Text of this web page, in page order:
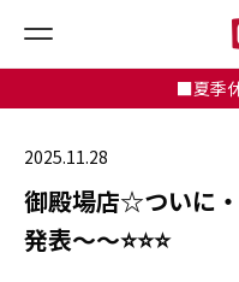
■夏季
2025.11.28
御殿場店☆ついに
発表～～⭐⭐⭐